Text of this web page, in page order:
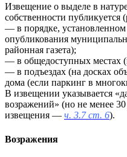
Извещение о выделе в
собственности публикуется
— в порядке,
опубликования
районная газета);
— в общедоступных местах
— в подъездах (на досках
дома (если паркинг в
В извещении указывается
возражений» (но не менее
извещения — ч. 3.7 ст. 6).
Возражения